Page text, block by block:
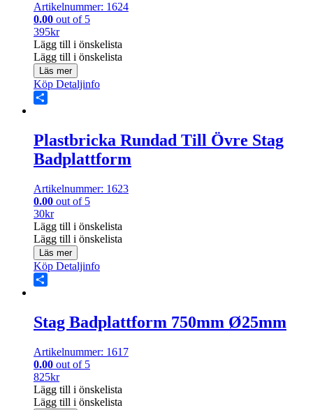
Artikelnummer: 1624
0.00 out of 5
395kr
Lägg till i önskelista
Lägg till i önskelista
Läs mer
Köp Detaljinfo
Plastbricka Rundad Till Övre Stag
Badplattform
Artikelnummer: 1623
0.00 out of 5
30kr
Lägg till i önskelista
Lägg till i önskelista
Läs mer
Köp Detaljinfo
Stag Badplattform 750mm Ø25mm
Artikelnummer: 1617
0.00 out of 5
825kr
Lägg till i önskelista
Lägg till i önskelista